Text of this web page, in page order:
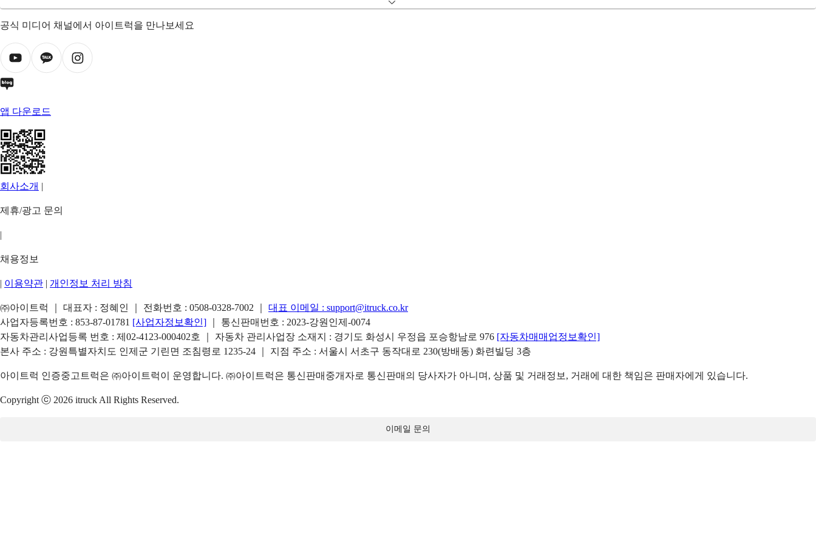
공식 미디어 채널에서 아이트럭을 만나보세요
앱 다운로드
회사소개 |
제휴/광고 문의
|
채용정보
| 이용약관 | 개인정보 처리 방침
㈜아이트럭 ｜ 대표자 : 정혜인 ｜ 전화번호 : 0508-0328-7002 대표 이메일 : support@itruck.co.kr
사업자등록번호 : 853-87-01781 [사업자정보확인]
｜ 통신판매번호 : 2023-강원인제-0074
자동차관리사업등록 번호 : 제02-4123-000402호 ｜ 자동차 관리사업장 소재지 : 경기도 화성시 우정읍 포승항남로 976 [자동차매매업정보확인]
본사 주소 : 강원특별자치도 인제군 기린면 조침령로 1235-24 ｜ 지점 주소 : 서울시 서초구 동작대로 230(방배동) 화련빌딩 3층
아이트럭 인증중고트럭은 ㈜아이트럭이 운영합니다. ㈜아이트럭은 통신판매중개자로 통신판매의 당사자가 아니며, 상품 및 거래정보, 거래에 대한 책임은 판매자에게 있습니다.
Copyright ⓒ 2026 itruck All Rights Reserved.
이메일 문의